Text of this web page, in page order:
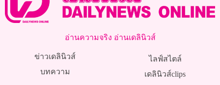
อ่านความจริง อ่านเดลินิวส์
ข่าวเดลินิวส์
บทความ
ไลฟ์สไตล์
เดลินิวส์clips